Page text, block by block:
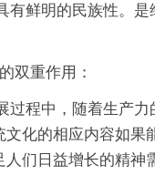
有鲜明的民族性。是
双重作用：
过程中，随着生产力
文化的相应内容如果
人们日益增长的精神